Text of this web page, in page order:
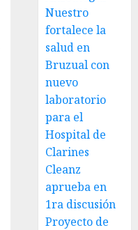
Nuestro
fortalece la
salud en
Bruzual con
nuevo
laboratorio
para el
Hospital de
Clarines
Cleanz
aprueba en
1ra discusión
Proyecto de